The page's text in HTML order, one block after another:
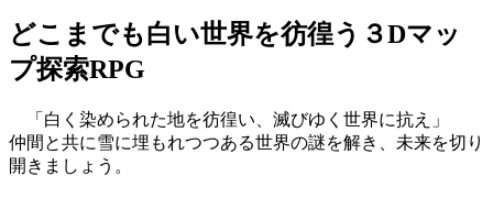
どこまでも白い世界を彷徨う３Dマッ
プ探索RPG
「白く染められた地を彷徨い、滅びゆく世界に抗え」
仲間と共に雪に埋もれつつある世界の謎を解き、未来を切り
開きましょう。